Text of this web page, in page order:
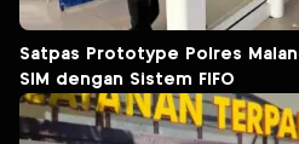
Satpas Prototype Polres
SIM dengan Sistem FIFO